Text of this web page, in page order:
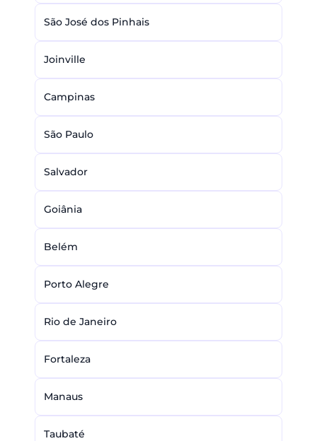
São José dos Pinhais
Joinville
Campinas
São Paulo
Salvador
Goiânia
Belém
Porto Alegre
Rio de Janeiro
Fortaleza
Manaus
Taubaté